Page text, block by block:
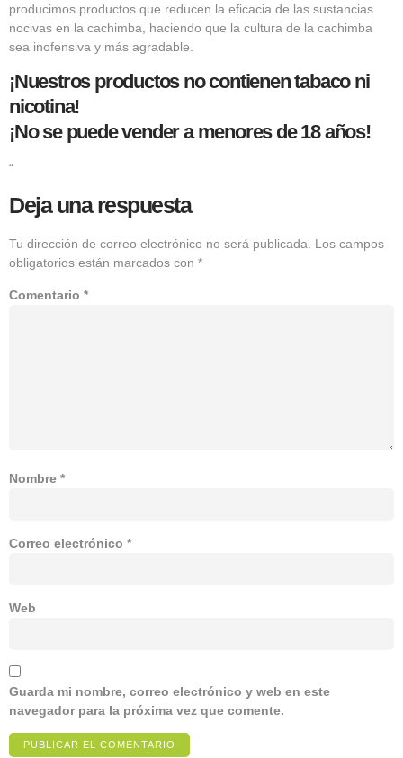
producimos productos que reducen la eficacia de las sustancias
nocivas en la cachimba, haciendo que la cultura de la cachimba
sea inofensiva y más agradable.
¡Nuestros productos no contienen tabaco ni
nicotina!
¡No se puede vender a menores de 18 años!
“
Deja una respuesta
Tu dirección de correo electrónico no será publicada.
Los campos
obligatorios están marcados con *
Comentario *
Nombre *
Correo electrónico *
Web
Guarda mi nombre, correo electrónico y web en este
navegador para la próxima vez que comente.